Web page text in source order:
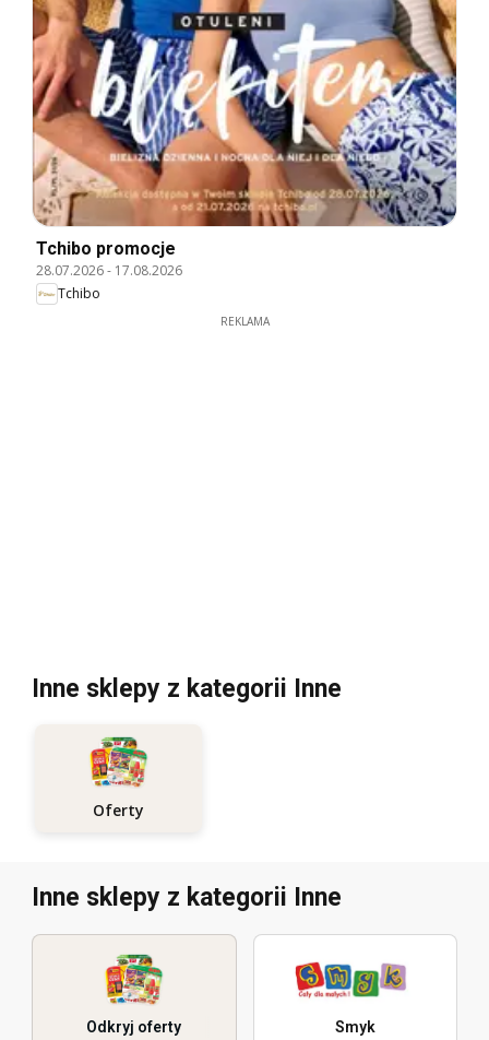
Tchibo promocje
28.07.2026- 17.08.2026
Tchibo
REKLAMA
Inne sklepy z kategorii Inne
Oferty
Inne sklepy z kategorii Inne
Odkryj oferty Smyk